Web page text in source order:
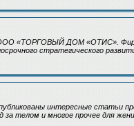
«ТОРГОВЫЙ ДОМ «ОТИС».
стратегического
интересные статьи
за телом и многое прочее для